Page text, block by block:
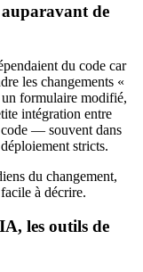
de
du code car
les changements «
formulaire modifié,
intégration entre
— souvent dans
stricts.
du changement,
à décrire.
les outils de